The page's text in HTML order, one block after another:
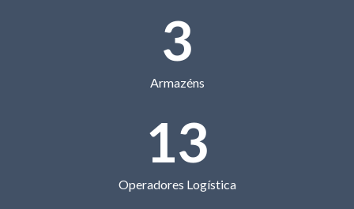
3
Armazéns
13
Operadores Logística